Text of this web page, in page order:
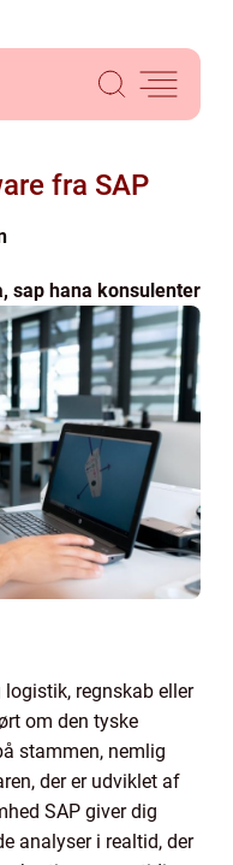
fra SAP
sap hana konsulenter
regnskab eller
om den tyske
stammen, nemlig
der er udviklet af
SAP giver dig
analyser i realtid, der